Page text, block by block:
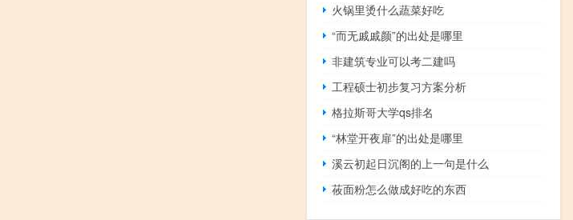
火锅里烫什么蔬菜好吃
“而无戚戚颜”的出处是哪里
非建筑专业可以考二建吗
工程硕士初步复习方案分析
格拉斯哥大学qs排名
“林堂开夜扉”的出处是哪里
溪云初起日沉阁的上一句是什么
莜面粉怎么做成好吃的东西